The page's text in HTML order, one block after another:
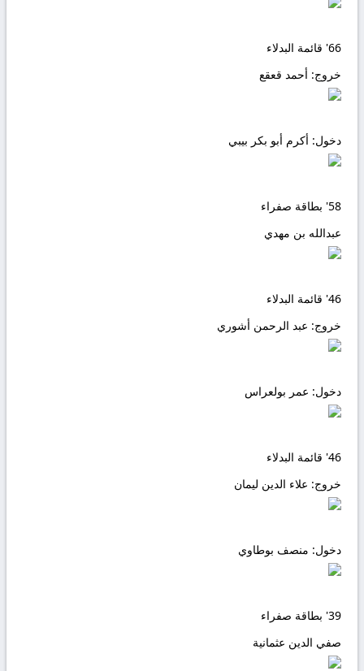
66' قائمة البدلاء
خروج: أحمد قعقع
دخول: أكرم أبو بكر بيبي
58' بطاقة صفراء
عبدالله بن مهدي
46' قائمة البدلاء
خروج: عبد الرحمن أشوري
دخول: عمر بولعراس
46' قائمة البدلاء
خروج: علاء الدين ليمان
دخول: منصف بوطاوي
39' بطاقة صفراء
صفي الدين عثمانية